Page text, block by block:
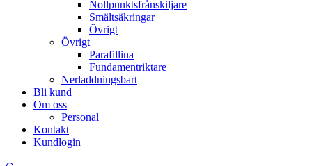
Nollpunktsfrånskiljare
Smältsäkringar
Övrigt
Övrigt
Parafillina
Fundamentriktare
Nerladdningsbart
Bli kund
Om oss
Personal
Kontakt
Kundlogin